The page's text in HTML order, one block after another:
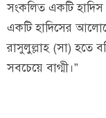
সংকলিত একটি হাদিস
একটি হাদিসের
রাসুলুল্লাহ (সা) হতে
সবচেয়ে বাগ্মী।”